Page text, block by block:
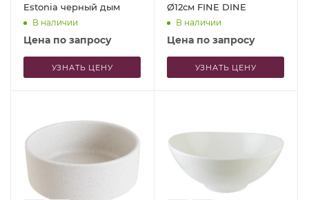
Estonia черный дым
В наличии
Цена по запросу
УЗНАТЬ ЦЕНУ
Ø12см FINE DINE
В наличии
Цена по запросу
УЗНАТЬ ЦЕНУ